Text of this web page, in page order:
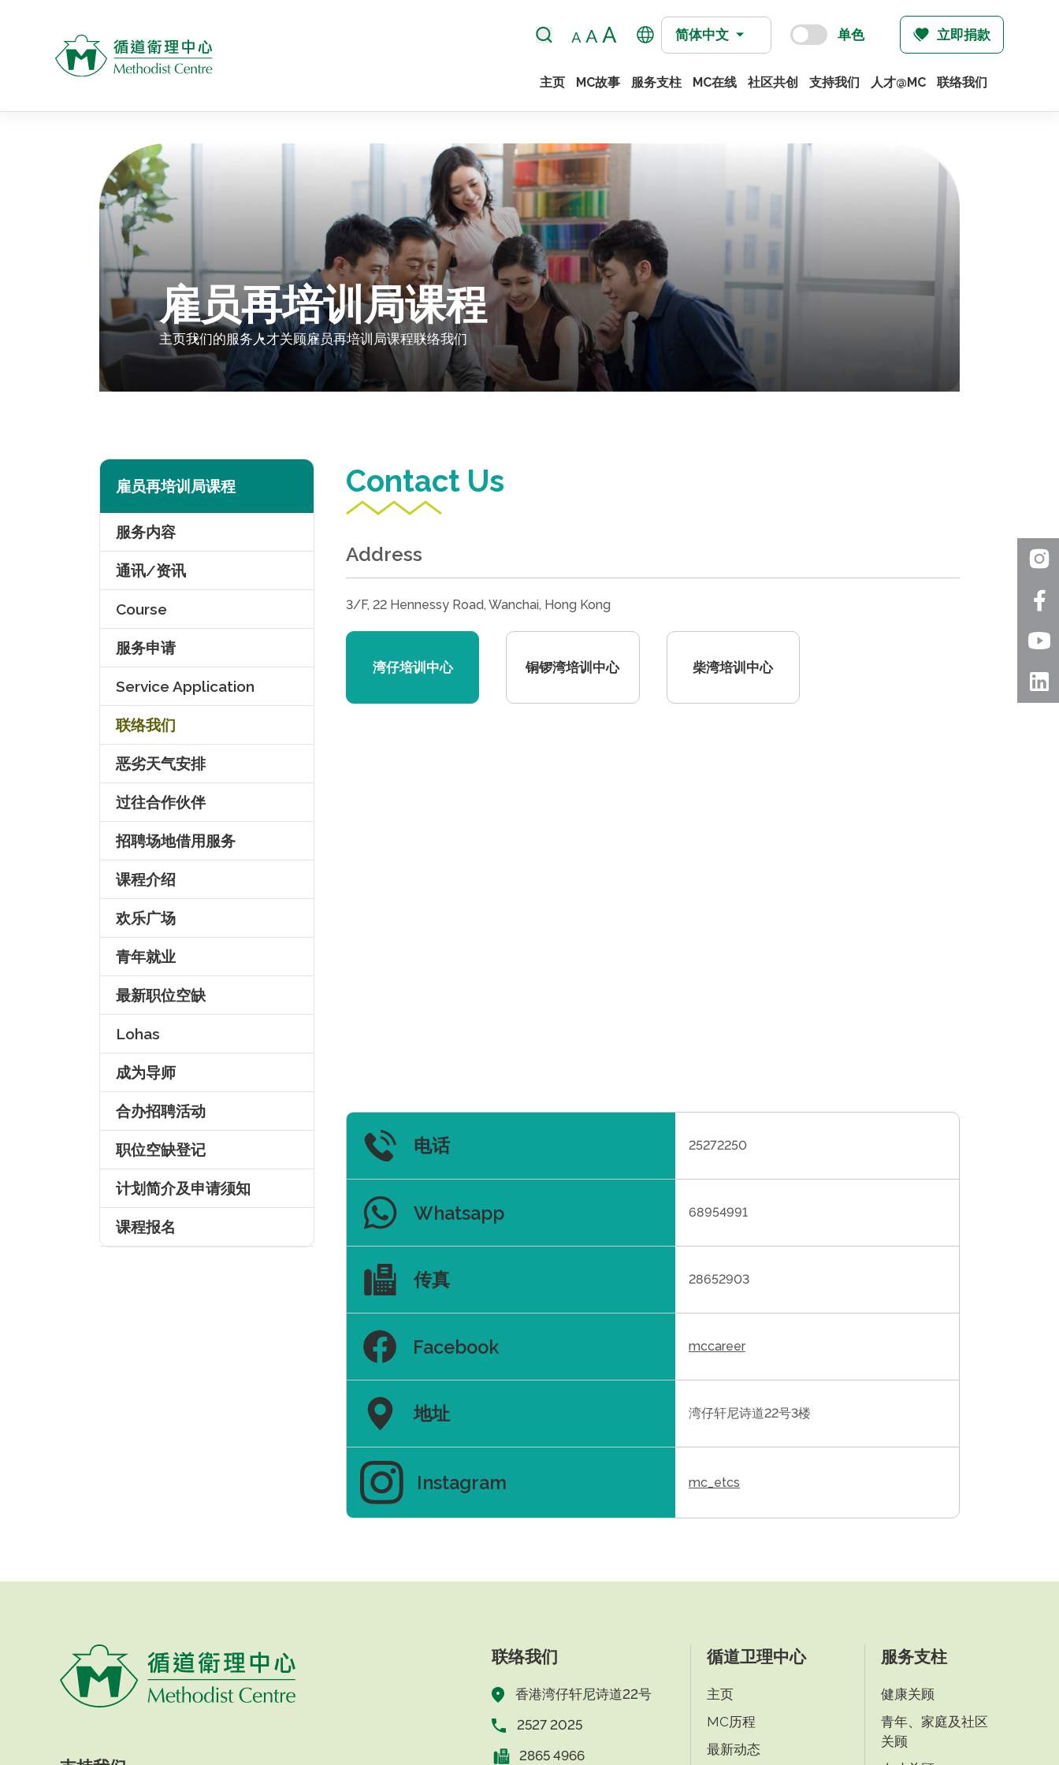
简体中文 单色 立即捐款
主页 MC故事 服务支柱 MC在线 社区共创 支持我们 人才@MC 联络我们
雇员再培训局课程
主页我们的服务 人才关顾雇员再培训局课程联络我们
雇员再培训局课程
服务内容
通讯/资讯
Course
服务申请
Service Application
联络我们
恶劣天气安排
过往合作伙伴
招聘场地借用服务
课程介绍
欢乐广场
青年就业
最新职位空缺
Lohas
成为导师
合办招聘活动
职位空缺登记
计划简介及申请须知
课程报名
Contact Us
Address
3/F, 22 Hennessy Road, Wanchai, Hong Kong
湾仔培训中心 铜锣湾培训中心 柴湾培训中心
电话 25272250
Whatsapp 68954991
传真 28652903
Facebook mccareer
地址 湾仔轩尼诗道22号3楼
Instagram mc_etcs
联络我们
香港湾仔轩尼诗道22号
2527 2025
2865 4966
循道卫理中心
主页
MC历程
最新动态
服务支柱
健康关顾
青年、家庭及社区
关顾